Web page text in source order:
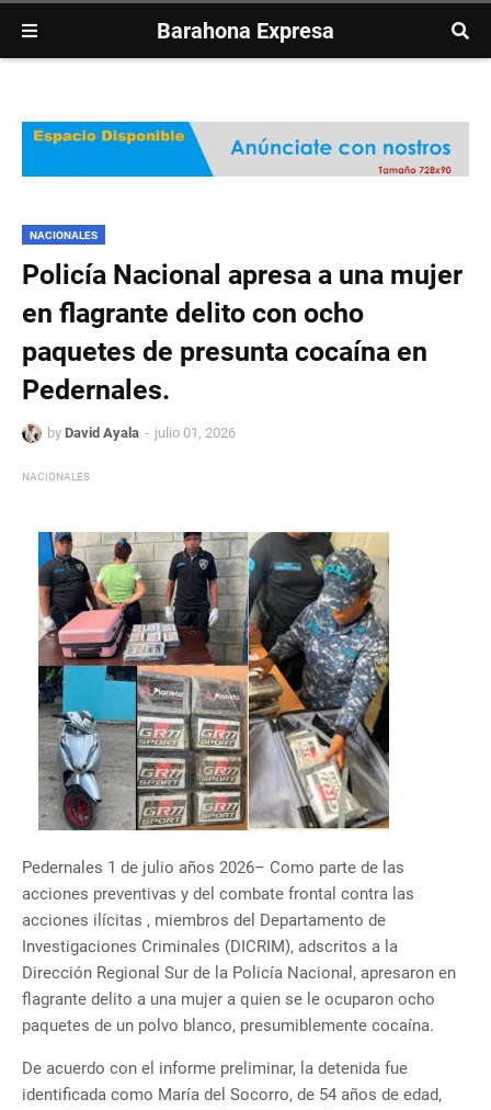
Barahona Expresa
NACIONALES
Policía Nacional apresa a una mujer
en flagrante delito con ocho
paquetes de presunta cocaína en
Pedernales.
by David Ayala julio 01, 2026
NACIONALES
Pedernales 1 de julio años 2026– Como parte de las
acciones preventivas y del combate frontal contra las
acciones ilícitas , miembros del Departamento de
Investigaciones Criminales (DICRIM), adscritos a la
Dirección Regional Sur de la Policía Nacional, apresaron en
flagrante delito a una mujer a quien se le ocuparon ocho
paquetes de un polvo blanco, presumiblemente cocaína.
De acuerdo con el informe preliminar, la detenida fue
identificada como María del Socorro, de 54 años de edad,